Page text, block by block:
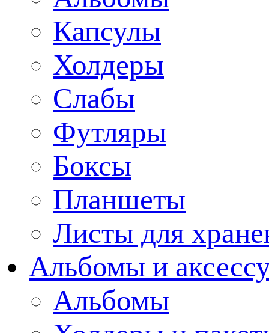
Капсулы
Холдеры
Слабы
Футляры
Боксы
Планшеты
Листы для
Альбомы и
Альбомы